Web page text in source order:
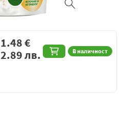
В наличност
1.48€
2.89лв.